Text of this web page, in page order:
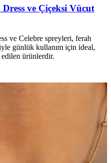
ve Çiçeksi Vücut
ve Celebre spreyleri, ferah
günlük kullanım için ideal,
edilen ürünlerdir.